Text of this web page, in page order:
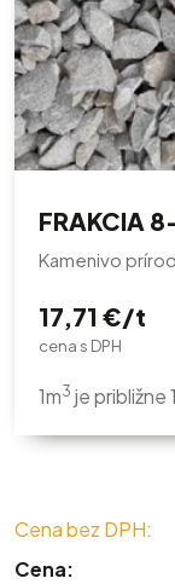
FRAKCIA
Kamenivo
17,71 €/t
cena s DPH
1m3 je približne
Cena bez DPH:
Cena: